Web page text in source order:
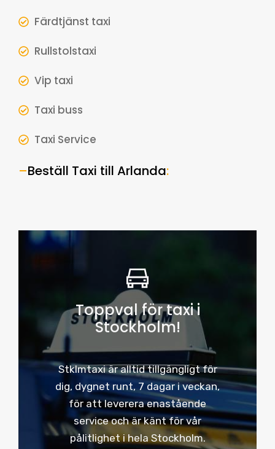
Färdtjänst taxi
Rullstolstaxi
Vip taxi
Taxi buss
Taxi Service
–Beställ Taxi till Arlanda:
Toppval för taxi i
Stockholm!
Stklmtaxi är alltid tillgängligt för
dig, dygnet runt, 7 dagar i veckan,
för att leverera enastående
service och är känt för vår
pålitlighet i hela Stockholm.